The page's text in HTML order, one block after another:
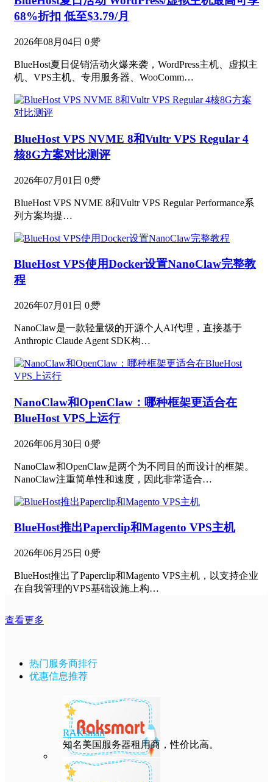
68%折扣 低至$3.79/月
2026年08月04日 0赞
BlueHost夏日促销活动火爆来袭，WordPress主机、虚拟主
机、VPS主机、专用服务器、WooComm…
BlueHost VPS NVME 8和Vultr VPS Regular 4
核8G方案对比测评
2026年07月01日 0赞
BlueHost VPS NVME 8和Vultr VPS Regular Performance系
列方案均提…
BlueHost VPS使用Docker设置NanoClaw完整教
程
2026年07月01日 0赞
NanoClaw是一款轻量级的开源个人AI代理，直接基于
Anthropic Claude Agent SDK构…
NanoClaw和OpenClaw：哪种框架更适合在
BlueHost VPS上运行
2026年06月30日 0赞
NanoClaw和OpenClaw是两个为不同目的而设计的框架。
NanoClaw注重简单性和速度，因此非常适合…
BlueHost推出Paperclip和Magento VPS主机
2026年06月25日 0赞
BlueHost推出了Paperclip和Magento VPS主机，以支持企业
在自我管理的VPS基础设施上构…
查看更多
热门服务商排行
优惠信息推荐
RAKsmart
知名美国服务器租用商，性价比高。